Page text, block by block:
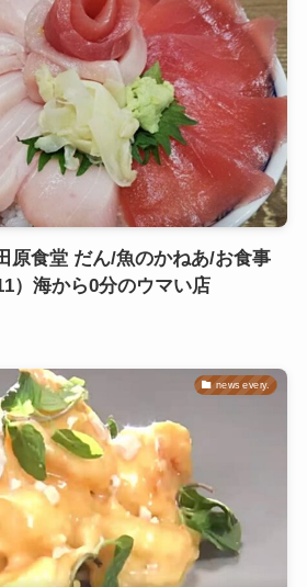
原食堂 だん/魚のかねあ/お食事
）海から0分のウマい店
news every.